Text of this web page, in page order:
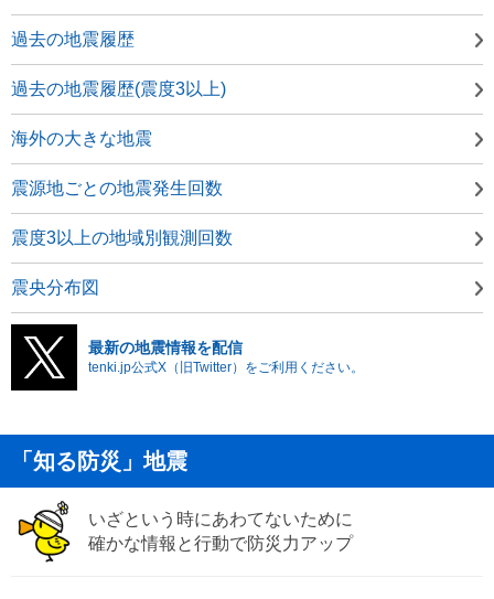
過去の地震履歴
過去の地震履歴(震度3以上)
海外の大きな地震
震源地ごとの地震発生回数
震度3以上の地域別観測回数
震央分布図
最新の地震情報を配信
tenki.jp公式X（旧Twitter）をご利用ください。
「知る防災」地震
いざという時にあわてないために
確かな情報と行動で防災力アップ